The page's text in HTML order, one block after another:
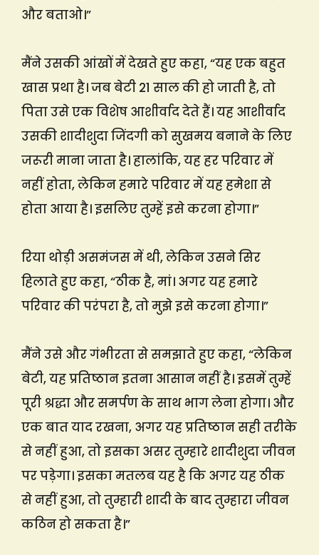
और बताओ।”
मैंने उसकी आंखों में देखते हुए कहा, “यह एक बहुत
खास प्रथा है। जब बेटी 21 साल की हो जाती है, तो
पिता उसे एक विशेष आशीर्वाद देते हैं। यह आशीर्वाद
उसकी शादीशुदा जिंदगी को सुखमय बनाने के लिए
जरूरी माना जाता है। हालांकि, यह हर परिवार में
नहीं होता, लेकिन हमारे परिवार में यह हमेशा से
होता आया है। इसलिए तुम्हें इसे करना होगा।”
रिया थोड़ी असमंजस में थी, लेकिन उसने सिर
हिलाते हुए कहा, “ठीक है, मां। अगर यह हमारे
परिवार की परंपरा है, तो मुझे इसे करना होगा।”
मैंने उसे और गंभीरता से समझाते हुए कहा, “लेकिन
बेटी, यह प्रतिष्ठान इतना आसान नहीं है। इसमें तुम्हें
पूरी श्रद्धा और समर्पण के साथ भाग लेना होगा। और
एक बात याद रखना, अगर यह प्रतिष्ठान सही तरीके
से नहीं हुआ, तो इसका असर तुम्हारे शादीशुदा जीवन
पर पड़ेगा। इसका मतलब यह है कि अगर यह ठीक
से नहीं हुआ, तो तुम्हारी शादी के बाद तुम्हारा जीवन
कठिन हो सकता है।”